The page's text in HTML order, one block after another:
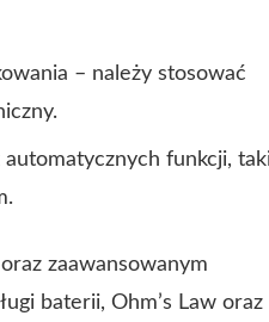
– należy stosować
funkcji,
zaawansowanym
baterii, Ohm’s Law oraz